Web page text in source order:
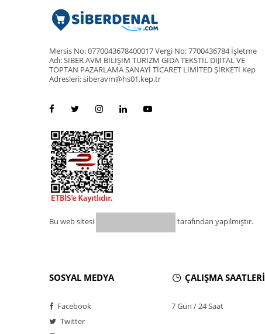
Mersis No: 0770043678400017 Vergi No: 7700436784 İşletme
Adı: SİBER AVM BİLİŞİM TURİZM GIDA TEKSTİL DİJİTAL VE
TOPTAN PAZARLAMA SANAYİ TİCARET LİMİTED ŞİRKETİ Kep
Adresleri: siberavm@hs01.kep.tr
Bu web sitesi tarafından yapılmıştır.
SOSYAL MEDYA
Facebook
Twitter
ÇALIŞMA SAATLERİ
7 Gün / 24 Saat